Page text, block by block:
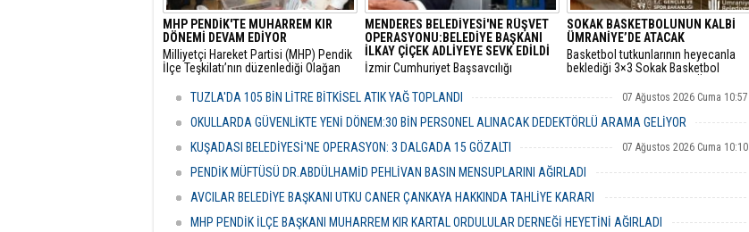
MHP PENDİK'TE MUHARREM KIR
DÖNEMİ DEVAM EDİYOR
​Milliyetçi Hareket Partisi (MHP) Pendik
İlçe Teşkilatı’nın düzenlediği Olağan
Kır, delegelerin desteğini alarak
MENDERES BELEDİYESİ'NE RÜŞVET
OPERASYONU:BELEDİYE BAŞKANI
İLKAY ÇİÇEK ADLİYEYE SEVK EDİLDİ
​İzmir Cumhuriyet Başsavcılığı
soruşturması kapsamında gözaltına
Çiçek’in de aralarında bulunduğu 16
SOKAK BASKETBOLUNUN KALBİ
ÜMRANİYE’DE ATACAK
Basketbol tutkunlarının heyecanla
beklediği 3×3 Sokak Basketbol
Santral Etkinlik Alanı’nda
gerçekleştirilecek.
TUZLA'DA 105 BİN LİTRE BİTKİSEL ATIK YAĞ TOPLANDI 07 Ağustos 2026 Cuma 10:57
OKULLARDA GÜVENLİKTE YENİ DÖNEM:30 BİN PERSONEL ALINACAK DEDEKTÖRLÜ ARAMA GELİYOR
07 Ağustos 2026 Cuma 10:18
KUŞADASI BELEDİYESİ'NE OPERASYON: 3 DALGADA 15 GÖZALTI 07 Ağustos 2026 Cuma 10:10
PENDİK MÜFTÜSÜ DR.ABDÜLHAMİD PEHLİVAN BASIN MENSUPLARINI AĞIRLADI
AVCILAR BELEDİYE BAŞKANI UTKU CANER ÇANKAYA HAKKINDA TAHLİYE KARARI
06 Ağustos 2026 Perşembe 18:26
MHP PENDİK İLÇE BAŞKANI MUHARREM KIR KARTAL ORDULULAR DERNEĞİ HEYETİNİ AĞIRLADI